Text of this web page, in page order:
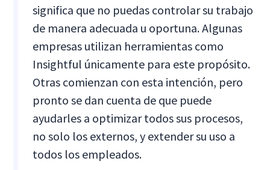
significa que no puedas controlar su trabajo
de manera adecuada u oportuna. Algunas
empresas utilizan herramientas como
Insightful únicamente para este propósito.
Otras comienzan con esta intención, pero
pronto se dan cuenta de que puede
ayudarles a optimizar todos sus procesos,
no solo los externos, y extender su uso a
todos los empleados.